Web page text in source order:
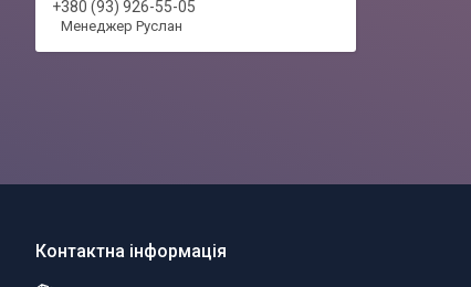
+380 (93) 926-55-05
Менеджер Руслан